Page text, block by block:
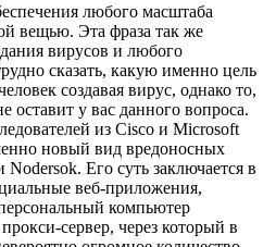
любого масштаба
вещью. Эта фраза так же
вирусов и любого
сказать, какую именно цель
создавая вирус, однако то,
оставит у вас данного вопроса.
из Cisco и Microsoft
новый вид вредоносных
Его суть заключается в
веб-приложения,
компьютер
сервер, через который в